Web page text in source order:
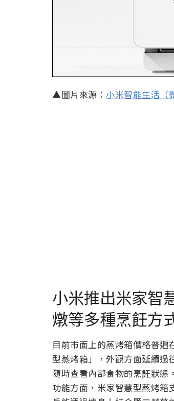
▲圖片來源： 小米智能生活（
小米推出米家智
燉等多種烹飪方
目前市面上的蒸烤箱價格普
型蒸烤箱」，外觀方面延續過
隨時查看內部食物的烹飪狀態。
功能方面，米家智慧型蒸烤箱